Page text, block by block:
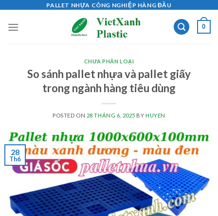
content
PALLET NHỰA CÔNG NGHIỆP HÀNG ĐẦU
0
CHƯA PHÂN LOẠI
So sánh pallet nhựa và pallet giấy
trong ngành hàng tiêu dùng
POSTED ON 28 THÁNG 6, 2025 BY HUYEN
28
Th6